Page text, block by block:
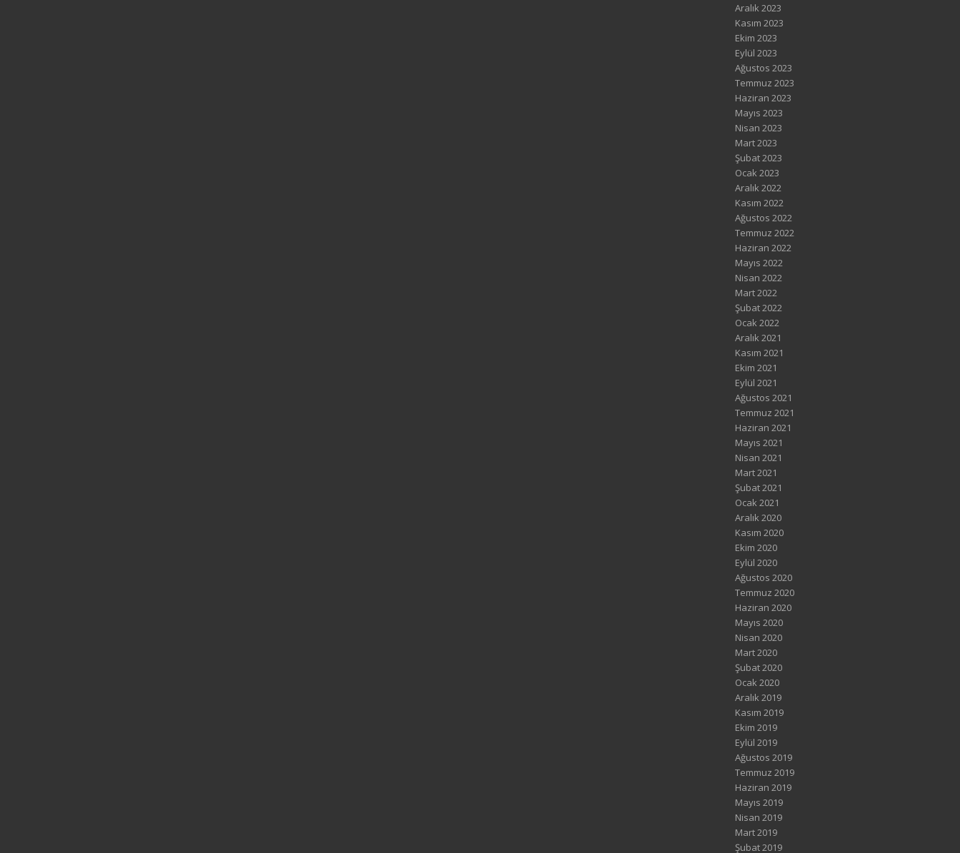
Aralık 2023
Kasım 2023
Ekim 2023
Eylül 2023
Ağustos 2023
Temmuz 2023
Haziran 2023
Mayıs 2023
Nisan 2023
Mart 2023
Şubat 2023
Ocak 2023
Aralık 2022
Kasım 2022
Ağustos 2022
Temmuz 2022
Haziran 2022
Mayıs 2022
Nisan 2022
Mart 2022
Şubat 2022
Ocak 2022
Aralık 2021
Kasım 2021
Ekim 2021
Eylül 2021
Ağustos 2021
Temmuz 2021
Haziran 2021
Mayıs 2021
Nisan 2021
Mart 2021
Şubat 2021
Ocak 2021
Aralık 2020
Kasım 2020
Ekim 2020
Eylül 2020
Ağustos 2020
Temmuz 2020
Haziran 2020
Mayıs 2020
Nisan 2020
Mart 2020
Şubat 2020
Ocak 2020
Aralık 2019
Kasım 2019
Ekim 2019
Eylül 2019
Ağustos 2019
Temmuz 2019
Haziran 2019
Mayıs 2019
Nisan 2019
Mart 2019
Şubat 2019